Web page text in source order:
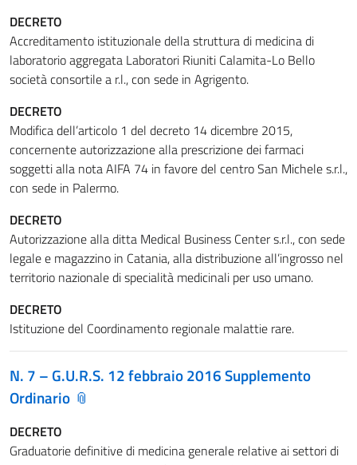
DECRETO
Accreditamento istituzionale della struttura di medicina di
laboratorio aggregata Laboratori Riuniti Calamita-Lo Bello
società consortile a r.l., con sede in Agrigento.
DECRETO
Modifica dell’articolo 1 del decreto 14 dicembre 2015,
concernente autorizzazione alla prescrizione dei farmaci
soggetti alla nota AIFA 74 in favore del centro San Michele s.r.l.,
con sede in Palermo.
DECRETO
Autorizzazione alla ditta Medical Business Center s.r.l., con sede
legale e magazzino in Catania, alla distribuzione all’ingrosso nel
territorio nazionale di specialità medicinali per uso umano.
DECRETO
Istituzione del Coordinamento regionale malattie rare.
N. 7 – G.U.R.S. 12 febbraio 2016Supplemento
Ordinario
DECRETO
Graduatorie definitive di medicina generale relative ai settori di